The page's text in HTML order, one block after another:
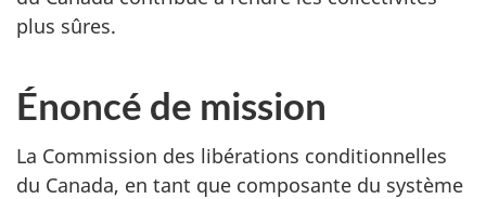
plus sûres.
Énoncé de mission
La Commission des libérations conditionnelles
du Canada, en tant que composante du système